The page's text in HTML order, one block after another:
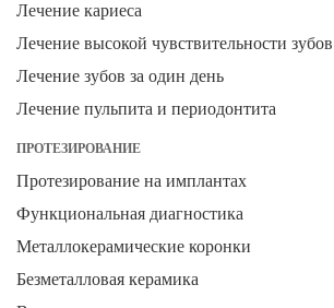
Лечение кариеса
Лечение высокой чувствительности зубов
Лечение зубов за один день
Лечение пульпита и периодонтита
ПРОТЕЗИРОВАНИЕ
Протезирование на имплантах
Функциональная диагностика
Металлокерамические коронки
Безметалловая керамика